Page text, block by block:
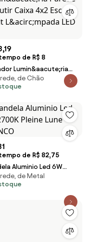
de R$ 8
Lumin&aacute;ria
Embutir Caixa 4x2
Bivolt L&acirc;mpada
de Chão
de R$ 82,75
Aluminio Led 6W
Pleine Lune - BRANCO
de Metal